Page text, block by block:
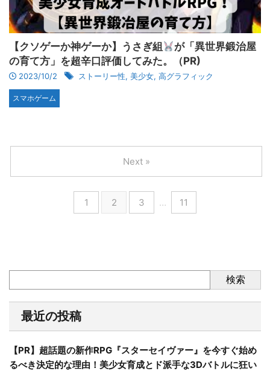
【クソゲーか神ゲーか】うさぎ組
が「異世界鍛治屋
の育て方」を超辛口評価してみた。（PR)
2023/10/2 ストーリー性, 美少女, 高グラフィック
スマホゲーム
1 2 3 … 11
Next »
検索
最近の投稿
【PR】超話題の新作RPG『スターセイヴァー』を今すぐ始め
るべき決定的な理由！美少女育成とド派手な3Dバトルに狂い